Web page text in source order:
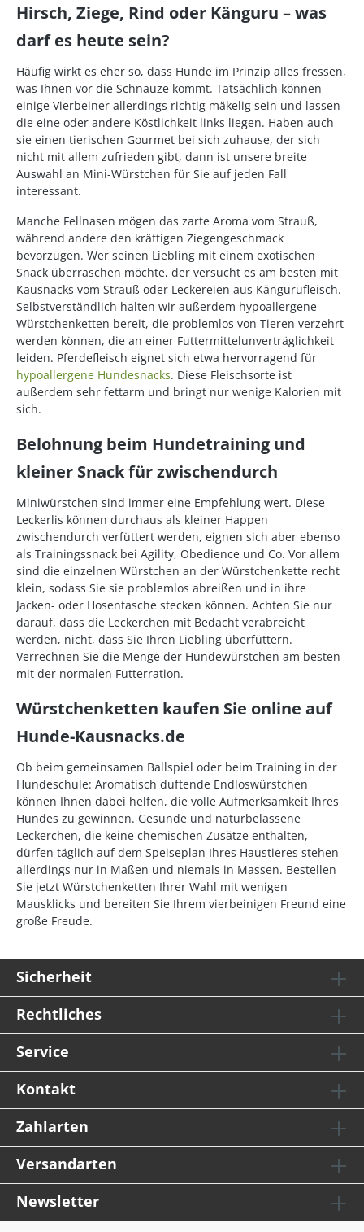
Hirsch, Ziege, Rind oder Känguru – was
darf es heute sein?
Häufig wirkt es eher so, dass Hunde im Prinzip alles fressen,
was Ihnen vor die Schnauze kommt. Tatsächlich können
einige Vierbeiner allerdings richtig mäkelig sein und lassen
die eine oder andere Köstlichkeit links liegen. Haben auch
sie einen tierischen Gourmet bei sich zuhause, der sich
nicht mit allem zufrieden gibt, dann ist unsere breite
Auswahl an Mini-Würstchen für Sie auf jeden Fall
interessant.
Manche Fellnasen mögen das zarte Aroma vom Strauß,
während andere den kräftigen Ziegengeschmack
bevorzugen. Wer seinen Liebling mit einem exotischen
Snack überraschen möchte, der versucht es am besten mit
Kausnacks vom Strauß oder Leckereien aus Kängurufleisch.
Selbstverständlich halten wir außerdem hypoallergene
Würstchenketten bereit, die problemlos von Tieren verzehrt
werden können, die an einer Futtermittelunverträglichkeit
leiden. Pferdefleisch eignet sich etwa hervorragend für
hypoallergene Hundesnacks. Diese Fleischsorte ist
außerdem sehr fettarm und bringt nur wenige Kalorien mit
sich.
Belohnung beim Hundetraining und
kleiner Snack für zwischendurch
Miniwürstchen sind immer eine Empfehlung wert. Diese
Leckerlis können durchaus als kleiner Happen
zwischendurch verfüttert werden, eignen sich aber ebenso
als Trainingssnack bei Agility, Obedience und Co. Vor allem
sind die einzelnen Würstchen an der Würstchenkette recht
klein, sodass Sie sie problemlos abreißen und in ihre
Jacken- oder Hosentasche stecken können. Achten Sie nur
darauf, dass die Leckerchen mit Bedacht verabreicht
werden, nicht, dass Sie Ihren Liebling überfüttern.
Verrechnen Sie die Menge der Hundewürstchen am besten
mit der normalen Futterration.
Würstchenketten kaufen Sie online auf
Hunde-Kausnacks.de
Ob beim gemeinsamen Ballspiel oder beim Training in der
Hundeschule: Aromatisch duftende Endloswürstchen
können Ihnen dabei helfen, die volle Aufmerksamkeit Ihres
Hundes zu gewinnen. Gesunde und naturbelassene
Leckerchen, die keine chemischen Zusätze enthalten,
dürfen täglich auf dem Speiseplan Ihres Haustieres stehen –
allerdings nur in Maßen und niemals in Massen. Bestellen
Sie jetzt Würstchenketten Ihrer Wahl mit wenigen
Mausklicks und bereiten Sie Ihrem vierbeinigen Freund eine
große Freude.
Sicherheit
Rechtliches
Service
Kontakt
Zahlarten
Versandarten
Newsletter